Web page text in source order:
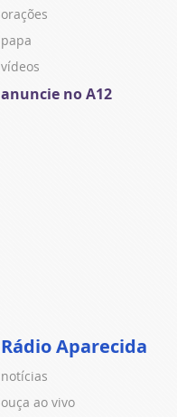
orações
papa
vídeos
anuncie no A12
Rádio Aparecida
notícias
ouça ao vivo